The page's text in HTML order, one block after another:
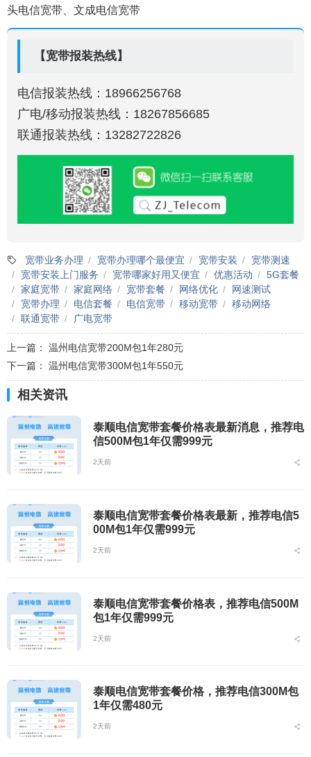
头电信宽带、文成电信宽带
【宽带报装热线】
电信报装热线：18966256768
广电/移动报装热线：18267856685
联通报装热线：13282722826
宽带业务办理 宽带办理哪个最便宜 宽带安装
宽带测速
宽带安装上门服务
宽带哪家好用又便宜 优惠活动
5G套餐
家庭宽带
家庭网络 宽带套餐 网络优化
网速测试
宽带办理
电信套餐 电信宽带 移动宽带
移动网络
联通宽带
广电宽带
上一篇： 温州电信宽带200M包1年280元
下一篇： 温州电信宽带300M包1年550元
相关资讯
泰顺电信宽带套餐价格表最新消息，推荐电
信500M包1年仅需999元
2天前
泰顺电信宽带套餐价格表最新，推荐电信5
00M包1年仅需999元
2天前
泰顺电信宽带套餐价格表，推荐电信500M
包1年仅需999元
2天前
泰顺电信宽带套餐价格，推荐电信300M包
1年仅需480元
2天前